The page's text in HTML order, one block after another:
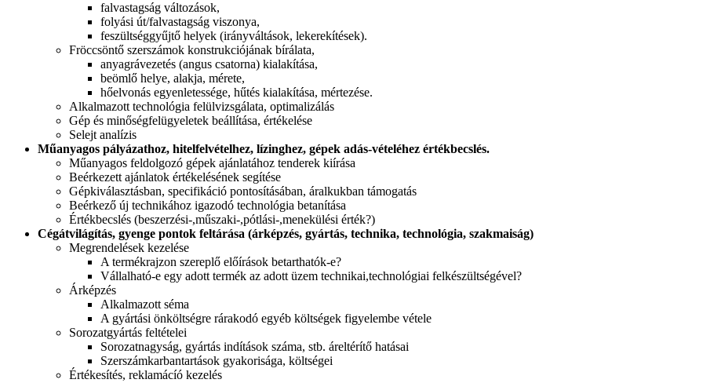
falvastagság változások,
folyási út/falvastagság viszonya,
feszültséggyűjtő helyek (irányváltások, lekerekítések).
Fröccsöntő szerszámok konstrukciójának bírálata,
anyagrávezetés (angus csatorna) kialakítása,
beömlő helye, alakja, mérete,
hőelvonás egyenletessége, hűtés kialakítása, mértezése.
Alkalmazott technológia felülvizsgálata, optimalizálás
Gép és minőségfelügyeletek beállítása, értékelése
Selejt analízis
Műanyagos pályázathoz, hitelfelvételhez, lízinghez, gépek adás-vételéhez értékbecslés.
Műanyagos feldolgozó gépek ajánlatához tenderek kiírása
Beérkezett ajánlatok értékelésének segítése
Gépkiválasztásban, specifikáció pontosításában, áralkukban támogatás
Beérkező új technikához igazodó technológia betanítása
Értékbecslés (beszerzési-,műszaki-,pótlási-,menekülési érték?)
Cégátvilágítás, gyenge pontok feltárása (árképzés, gyártás, technika, technológia, szakmaiság)
Megrendelések kezelése
A termékrajzon szereplő előírások betarthatók-e?
Vállalható-e egy adott termék az adott üzem technikai,technológiai felkészültségével?
Árképzés
Alkalmazott séma
A gyártási önköltségre rárakodó egyéb költségek figyelembe vétele
Sorozatgyártás feltételei
Sorozatnagyság, gyártás indítások száma, stb. áreltérítő hatásai
Szerszámkarbantartások gyakorisága, költségei
Értékesítés, reklamácíó kezelés